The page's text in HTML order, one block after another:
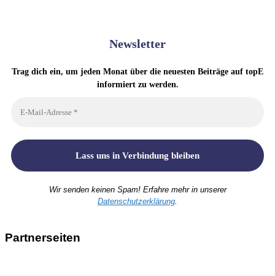
Newsletter
Trag dich ein, um jeden Monat über die neuesten Beiträge auf topE
informiert zu werden.
Wir senden keinen Spam! Erfahre mehr in unserer
Datenschutzerklärung
Partnerseiten